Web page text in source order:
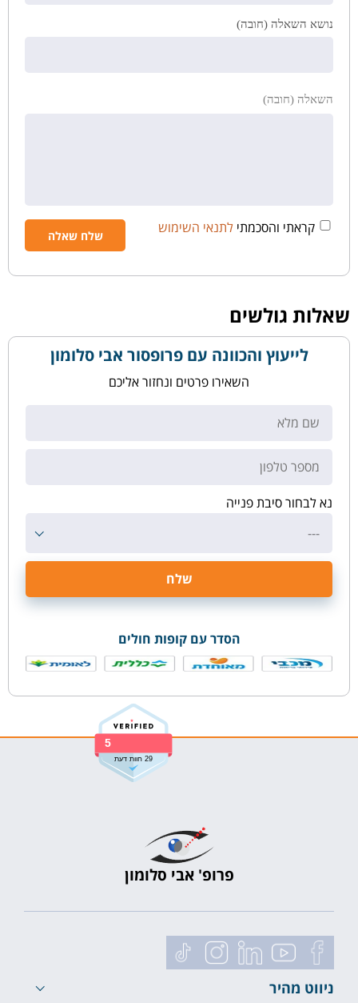
נושא השאלה (חובה)
השאלה (חובה)
קראתי והסכמתי לתנאי השימוש
שאלות גולשים
לייעוץ והכוונה עם פרופסור אבי סלומון
השאירו פרטים ונחזור אליכם
נא לבחור סיבת פנייה
---
הסדר עם קופות חולים
5
29 חוות דעת
פרופ' אבי סלומון
ניווט מהיר